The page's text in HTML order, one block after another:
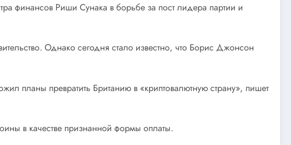
финансов Риши Сунака в борьбе за пост лидера партии и
Однако сегодня стало известно, что Борис Джонсон
планы превратить Британию в «криптовалютную страну», пишет
в качестве признанной формы оплаты.